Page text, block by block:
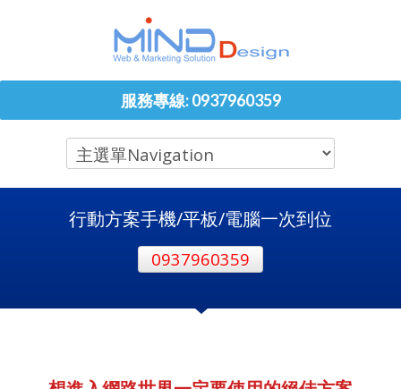
服務專線: 0937960359
行動方案手機/平板/電腦一次到位
0937960359